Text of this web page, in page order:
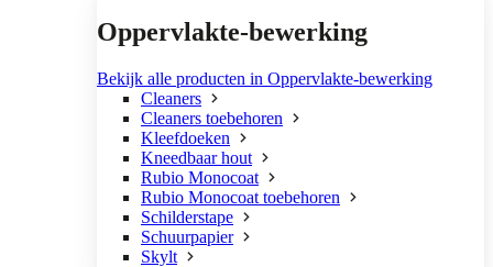
Oppervlakte-bewerking
Bekijk alle producten in Oppervlakte-bewerking
Cleaners
Cleaners toebehoren
Kleefdoeken
Kneedbaar hout
Rubio Monocoat
Rubio Monocoat toebehoren
Schilderstape
Schuurpapier
Skylt